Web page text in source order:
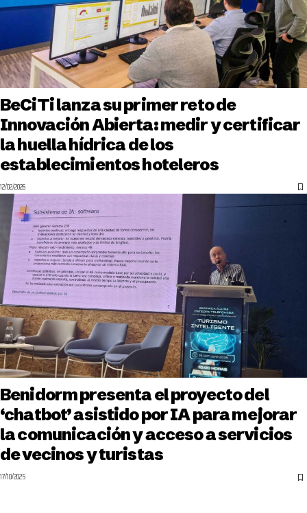
BeCiTi lanza su primer reto de
Innovación Abierta: medir y certificar
la huella hídrica de los
establecimientos hoteleros
12/02/2026
Benidorm presenta el proyecto del
‘chatbot’ asistido por IA para mejorar
la comunicación y acceso a servicios
de vecinos y turistas
17/10/2025